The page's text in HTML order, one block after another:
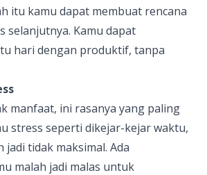
itu kamu dapat membuat rencana
selanjutnya. Kamu dapat
hari dengan produktif, tanpa
manfaat, ini rasanya yang paling
stress seperti dikejar-kejar waktu,
tidak maksimal. Ada
malah jadi malas untuk